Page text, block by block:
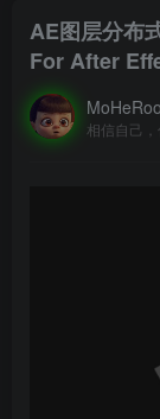
AE图层分布
For After
相信自己